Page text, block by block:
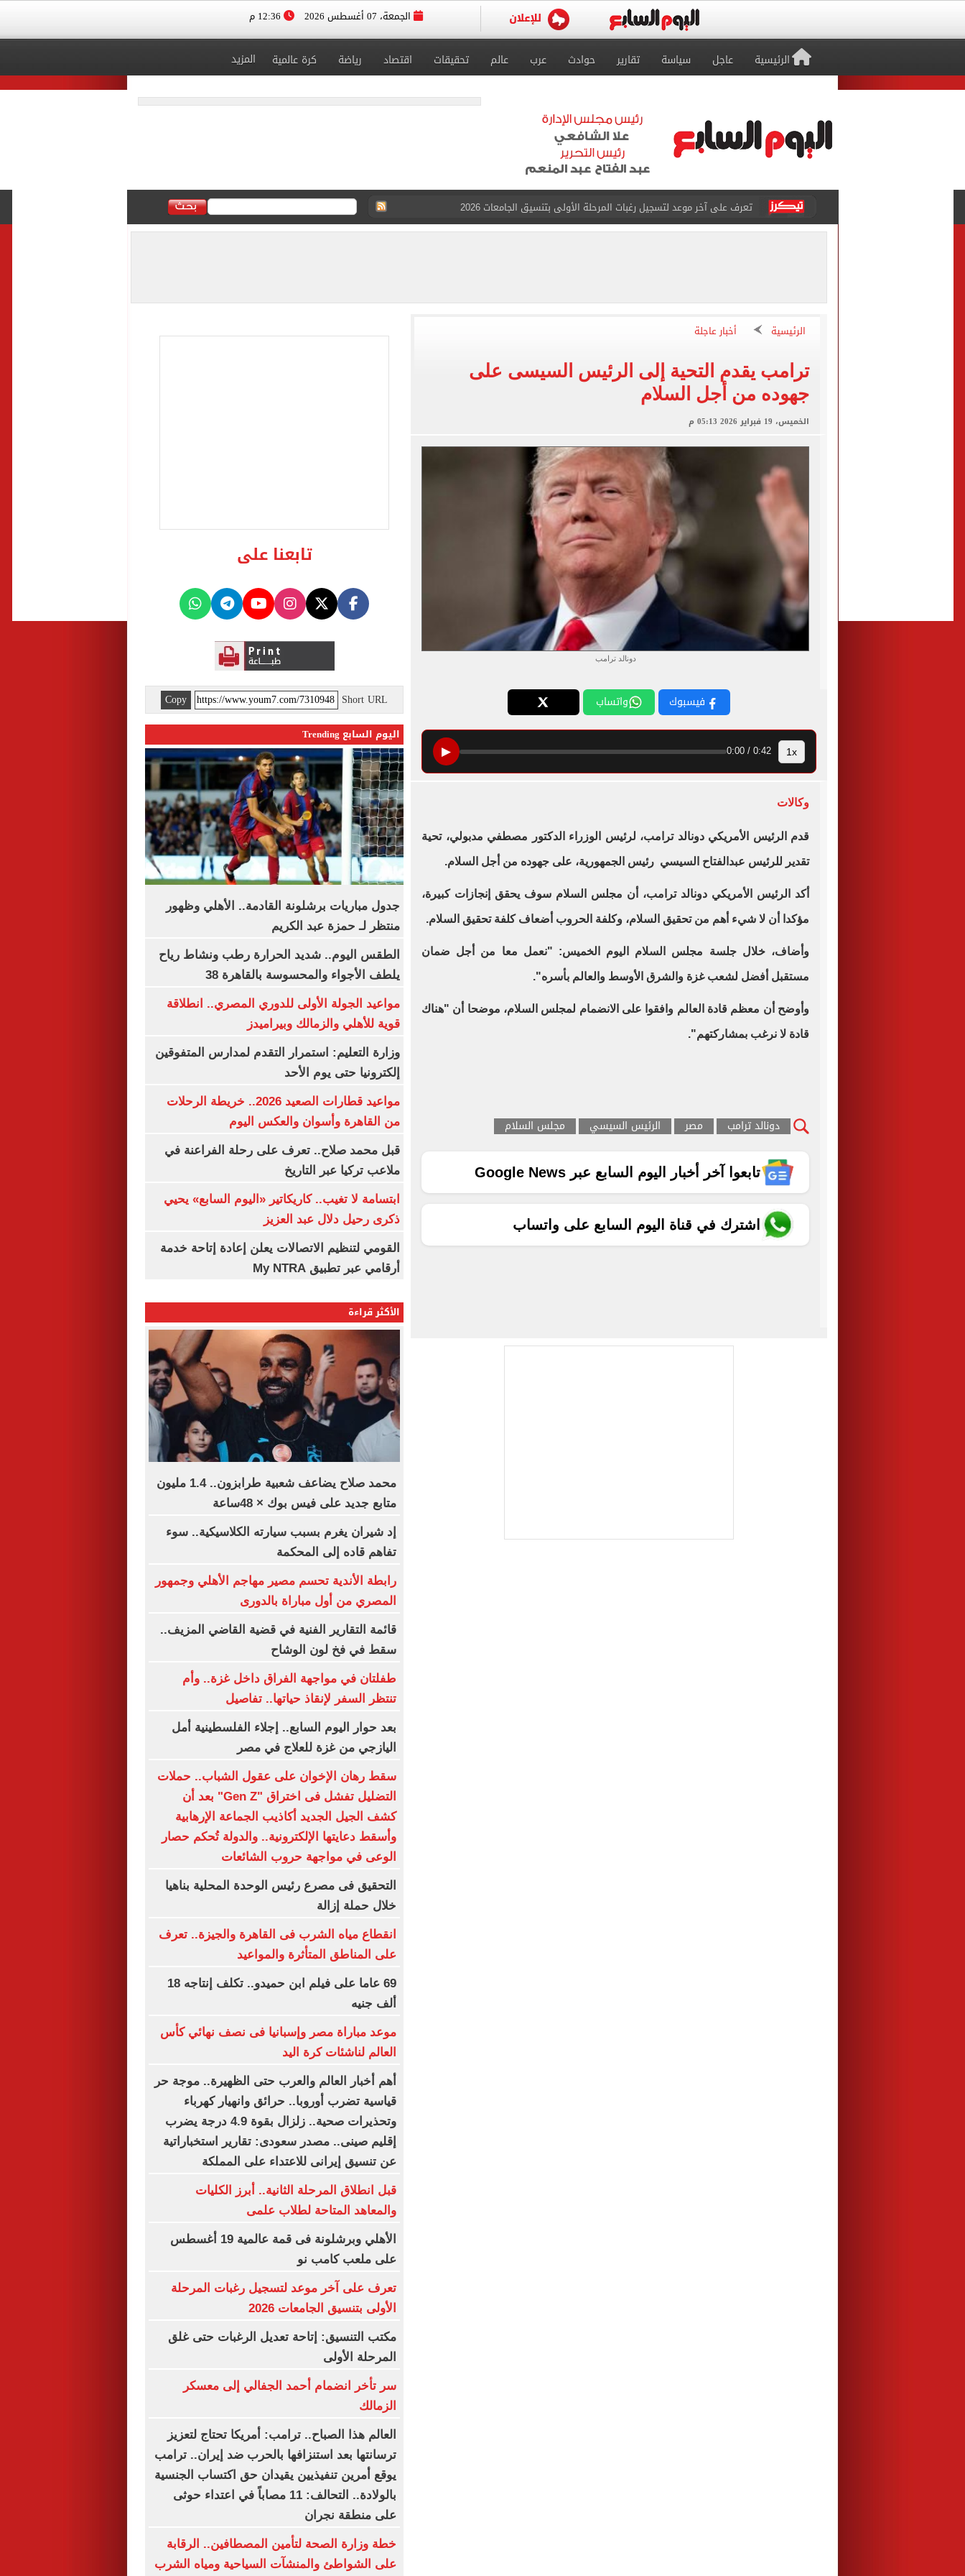
الجمعة، 07 أغسطس 2026
الرئيسية عاجل سياسة تقارير حوادث عرب عالم تحقيقات اقتصاد رياضة كرة عالمية المزيد
تعرف على آخر موعد لتسجيل رغبات المرحلة الأولى بتنسيق الجامعات 2026
متى تنتهى تظلمات الثانوية العامة 2026.. والفترة المتبقية للتقديم إلكترونيا
بيزيرا يتمسك بالرحيل عن الزمالك ويدرس خيارات جديدة رغم رفض النادي بيعه
مكتب التنسيق: إتاحة تعديل الرغبات حتى غلق المرحلة الأولى
أين يصلي محمد صلاح الجمعة فى تركيا؟.. صحيفة تركية تكشف التفاصيل
إقبال على تسجيل رغبات المرحلة الأولى للتنسيق.. و71 ألف طالب سجلوا حتى الآن
هيثم حسن وسيلتيك.. عقد طويل ومكافآت دوري أبطال أوروبا تنتظر نجم الفراعنة
الرئيسية أخبار عاجلة
ترامب يقدم التحية إلى الرئيس السيسى على
جهوده من أجل السلام
الخميس، 19 فبراير 2026 05:13 م
دونالد ترامب
فيسبوك واتساب
▶ 0:42 / 0:00 1x
وكالات
قدم الرئيس الأمريكي دونالد ترامب، لرئيس الوزراء الدكتور مصطفي مدبولي، تحية
تقدير للرئيس عبدالفتاح السيسي رئيس الجمهورية، على جهوده من أجل السلام.
أكد الرئيس الأمريكي دونالد ترامب، أن مجلس السلام سوف يحقق إنجازات كبيرة،
مؤكدا أن لا شيء أهم من تحقيق السلام، وكلفة الحروب أضعاف كلفة تحقيق السلام.
وأضاف، خلال جلسة مجلس السلام اليوم الخميس: "نعمل معا من أجل ضمان
مستقبل أفضل لشعب غزة والشرق الأوسط والعالم بأسره".
وأوضح أن معظم قادة العالم وافقوا على الانضمام لمجلس السلام، موضحا أن "هناك
قادة لا نرغب بمشاركتهم".
دونالد ترامب مصر الرئيس السيسي مجلس السلام
تابعوا آخر أخبار اليوم السابع عبر Google News
اشترك في قناة اليوم السابع على واتساب
تابعنا على
Short URL
Copy
اليوم السابع Trending
جدول مباريات برشلونة القادمة.. الأهلي وظهور
منتظر لـ حمزة عبد الكريم
الطقس اليوم.. شديد الحرارة رطب ونشاط رياح
يلطف الأجواء والمحسوسة بالقاهرة 38
مواعيد الجولة الأولى للدوري المصري.. انطلاقة
قوية للأهلي والزمالك وبيراميدز
وزارة التعليم: استمرار التقدم لمدارس المتفوقين
إلكترونيا حتى يوم الأحد
مواعيد قطارات الصعيد 2026.. خريطة الرحلات
من القاهرة وأسوان والعكس اليوم
قبل محمد صلاح.. تعرف على رحلة الفراعنة في
ملاعب تركيا عبر التاريخ
ابتسامة لا تغيب.. كاريكاتير «اليوم السابع» يحيي
ذكرى رحيل دلال عبد العزيز
القومي لتنظيم الاتصالات يعلن إعادة إتاحة خدمة
أرقامي عبر تطبيق My NTRA
الأكثر قراءة
محمد صلاح يضاعف شعبية طرابزون.. 1.4 مليون
متابع جديد على فيس بوك × 48ساعة
إد شيران يغرم بسبب سيارته الكلاسيكية.. سوء
تفاهم قاده إلى المحكمة
رابطة الأندية تحسم مصير مهاجم الأهلي وجمهور
المصري من أول مباراة بالدورى
قائمة التقارير الفنية في قضية القاضي المزيف..
سقط في فخ لون الوشاح
طفلتان في مواجهة الفراق داخل غزة.. وأم
تنتظر السفر لإنقاذ حياتها.. تفاصيل
بعد حوار اليوم السابع.. إجلاء الفلسطينية أمل
اليازجي من غزة للعلاج في مصر
سقط رهان الإخوان على عقول الشباب.. حملات
التضليل تفشل فى اختراق "Gen Z" بعد أن
كشف الجيل الجديد أكاذيب الجماعة الإرهابية
وأسقط دعايتها الإلكترونية.. والدولة تُحكم حصار
الوعى في مواجهة حروب الشائعات
التحقيق فى مصرع رئيس الوحدة المحلية بناهيا
خلال حملة إزالة
انقطاع مياه الشرب فى القاهرة والجيزة.. تعرف
على المناطق المتأثرة والمواعيد
69 عاما على فيلم ابن حميدو.. تكلف إنتاجه 18
ألف جنيه
موعد مباراة مصر وإسبانيا فى نصف نهائي كأس
العالم لناشئات كرة اليد
أهم أخبار العالم والعرب حتى الظهيرة.. موجة حر
قياسية تضرب أوروبا.. حرائق وانهيار كهرباء
وتحذيرات صحية.. زلزال بقوة 4.9 درجة يضرب
إقليم صينى.. مصدر سعودى: تقارير استخباراتية
عن تنسيق إيرانى للاعتداء على المملكة
قبل انطلاق المرحلة الثانية.. أبرز الكليات
والمعاهد المتاحة لطلاب علمى
الأهلي وبرشلونة فى قمة عالمية 19 أغسطس
على ملعب كامب نو
تعرف على آخر موعد لتسجيل رغبات المرحلة
الأولى بتنسيق الجامعات 2026
مكتب التنسيق: إتاحة تعديل الرغبات حتى غلق
المرحلة الأولى
سر تأخر انضمام أحمد الجفالي إلى معسكر
الزمالك
العالم هذا الصباح.. ترامب: أمريكا تحتاج لتعزيز
ترسانتها بعد استنزافها بالحرب ضد إيران.. ترامب
يوقع أمرين تنفيذيين يقيدان حق اكتساب الجنسية
بالولادة.. التحالف: 11 مصاباً في اعتداء حوثى
على منطقة نجران
خطة وزارة الصحة لتأمين المصطافين.. الرقابة
على الشواطئ والمنشآت السياحية ومياه الشرب